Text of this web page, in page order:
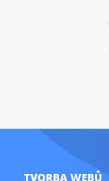
TVORBA WEBŮ